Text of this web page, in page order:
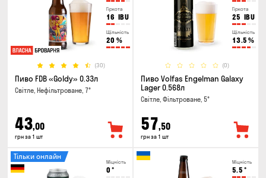
Гіркота
16 IBU
Щільність
20 %
(30)
Пиво FDB «Goldy» 0.33л
Світле, Нефільтроване, 7°
43,00
грн за 1 шт
Гіркота
25 IBU
Щільність
13.5 %
(0)
Пиво Volfas Engelman Galaxy
Lager 0.568л
Світле, Фільтроване, 5°
57,50
грн за 1 шт
Міцність
0 °
Тільки онлайн
Міцність
5.5 °